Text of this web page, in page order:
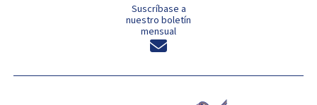
Suscríbase a
nuestro boletín
mensual